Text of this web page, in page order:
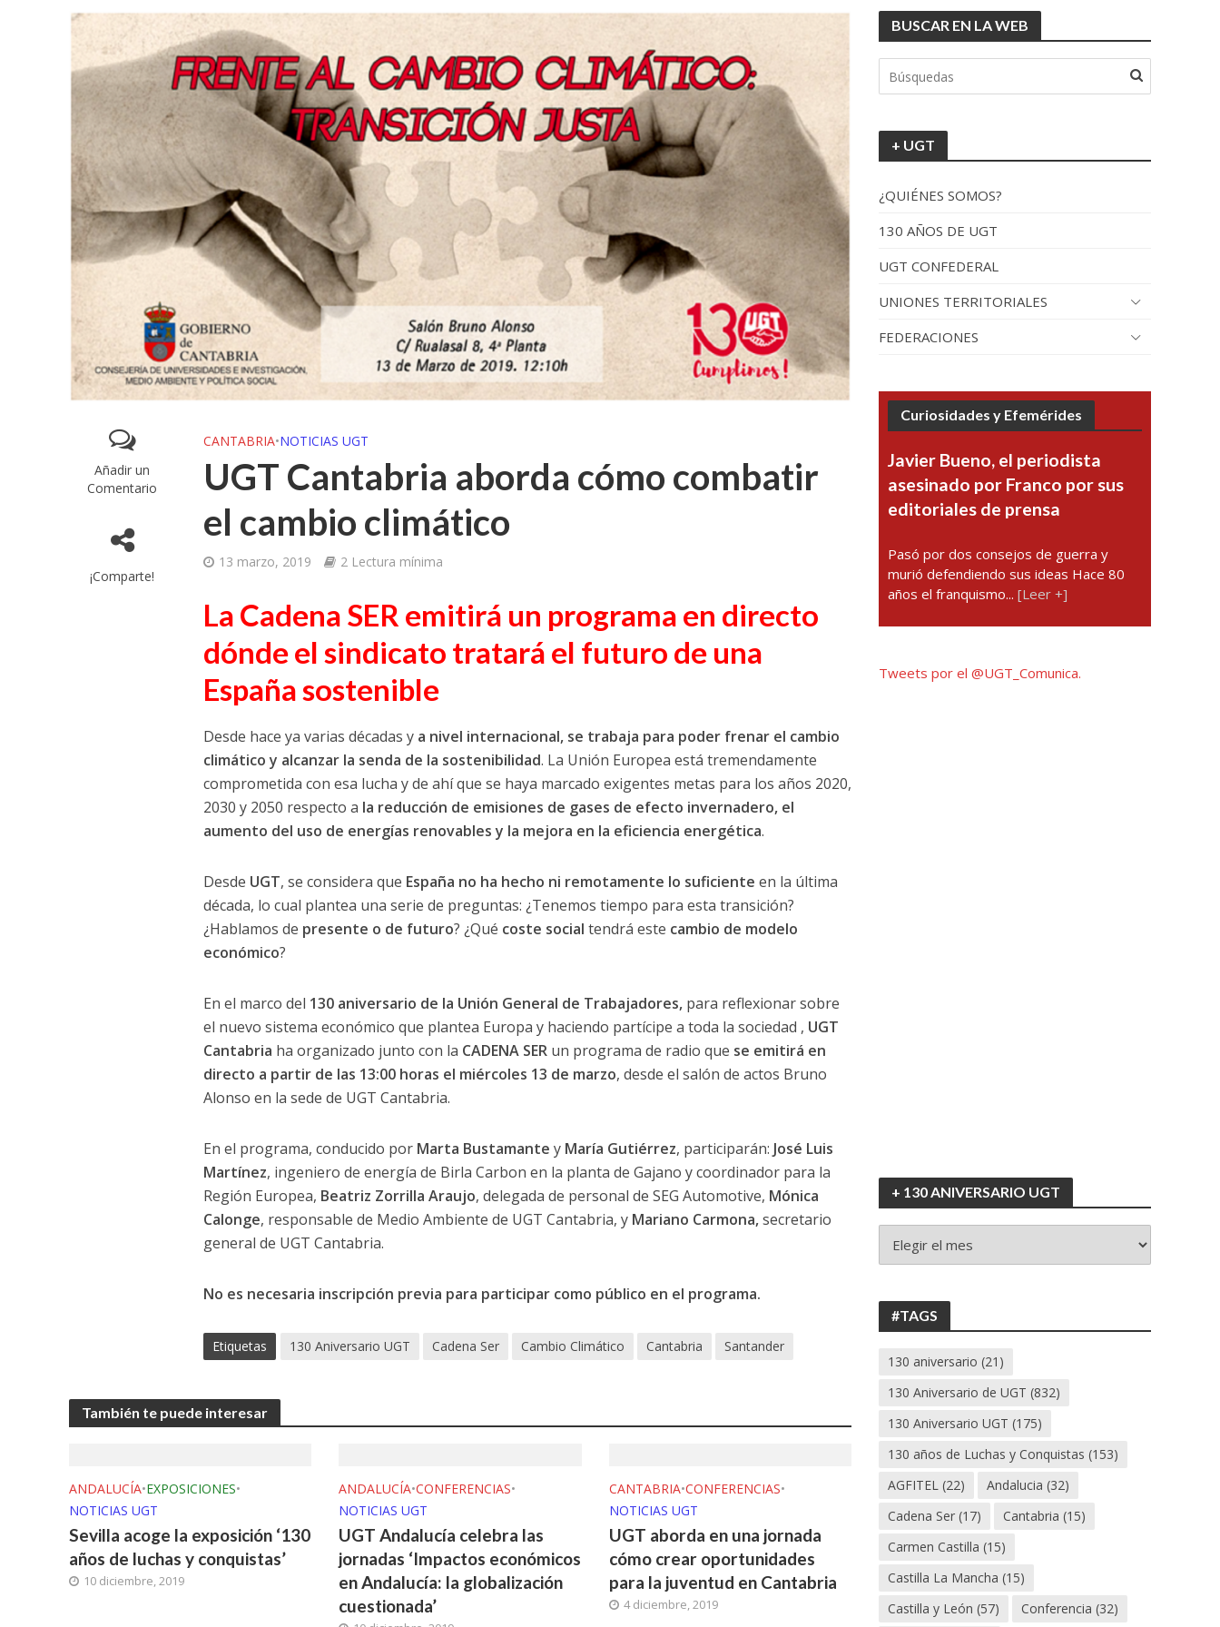
Añadir un
Comentario
¡Comparte!
CANTABRIA•NOTICIAS UGT
UGT Cantabria aborda cómo combatir
el cambio climático
13 marzo, 2019 2 Lectura mínima
La Cadena SER emitirá un programa en directo
dónde el sindicato tratará el futuro de una
España sostenible
Desde hace ya varias décadas y a nivel internacional, se trabaja para poder frenar el cambio
climático y alcanzar la senda de la sostenibilidad. La Unión Europea está tremendamente
comprometida con esa lucha y de ahí que se haya marcado exigentes metas para los años 2020,
2030 y 2050 respecto a la reducción de emisiones de gases de efecto invernadero, el
aumento del uso de energías renovables y la mejora en la eficiencia energética.
Desde UGT, se considera que España no ha hecho ni remotamente lo suficiente en la última
década, lo cual plantea una serie de preguntas: ¿Tenemos tiempo para esta transición?
¿Hablamos de presente o de futuro? ¿Qué coste social tendrá este cambio de modelo
económico?
En el marco del 130 aniversario de la Unión General de Trabajadores, para reflexionar sobre
el nuevo sistema económico que plantea Europa y haciendo partícipe a toda la sociedad , UGT
Cantabria ha organizado junto con la CADENA SER un programa de radio que se emitirá en
directo a partir de las 13:00 horas el miércoles 13 de marzo, desde el salón de actos Bruno
Alonso en la sede de UGT Cantabria.
En el programa, conducido por Marta Bustamante y María Gutiérrez, participarán: José Luis
Martínez, ingeniero de energía de Birla Carbon en la planta de Gajano y coordinador para la
Región Europea, Beatriz Zorrilla Araujo, delegada de personal de SEG Automotive, Mónica
Calonge, responsable de Medio Ambiente de UGT Cantabria, y Mariano Carmona,secretario
general de UGT Cantabria.
No es necesaria inscripción previa para participar como público en el programa.
Etiquetas 130 Aniversario UGT Cadena Ser Cambio Climático Cantabria Santander
También te puede interesar
ANDALUCÍA•EXPOSICIONES•
NOTICIAS UGT
Sevilla acoge la exposición ‘130
años de luchas y conquistas’
10 diciembre, 2019
ANDALUCÍA•CONFERENCIAS•
NOTICIAS UGT
UGT Andalucía celebra las
jornadas ‘Impactos económicos
en Andalucía: la globalización
cuestionada’
CANTABRIA•CONFERENCIAS•
NOTICIAS UGT
UGT aborda en una jornada
cómo crear oportunidades
para la juventud en Cantabria
4 diciembre, 2019
BUSCAR EN LA WEB
+ UGT
¿QUIÉNES SOMOS?
130 AÑOS DE UGT
UGT CONFEDERAL
UNIONES TERRITORIALES
FEDERACIONES
Curiosidades y Efemérides
Javier Bueno, el periodista
asesinado por Franco por sus
editoriales de prensa
Pasó por dos consejos de guerra y
murió defendiendo sus ideas Hace 80
años el franquismo...[Leer +]
Tweets por el @UGT_Comunica.
+ 130 ANIVERSARIO UGT
130
#TAGS
130 aniversario (21)
130 Aniversario de UGT (832)
130 Aniversario UGT (175)
130 años de Luchas y Conquistas (153)
AGFITEL (22) Andalucia (32)
Cadena Ser (17) Cantabria (15)
Carmen Castilla (15)
Castilla La Mancha (15)
Castilla y León (57) Conferencia (32)